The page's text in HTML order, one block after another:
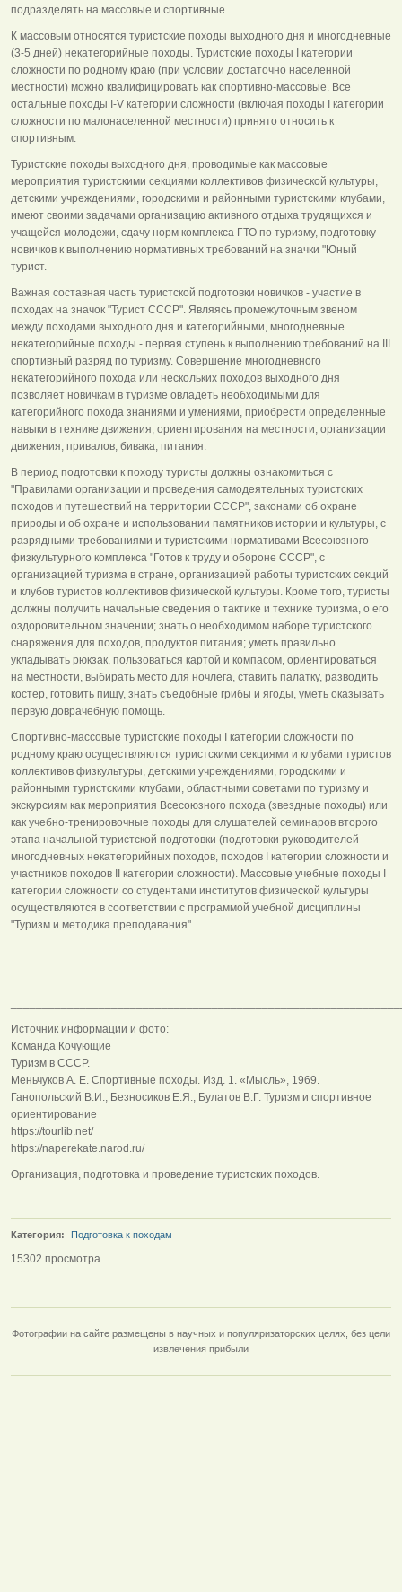
подразделять на массовые и спортивные.
К массовым относятся туристские походы выходного дня и многодневные
(3-5 дней) некатегорийные походы. Туристские походы I категории
сложности по родному краю (при условии достаточно населенной
местности) можно квалифицировать как спортивно-массовые. Все
остальные походы I-V категории сложности (включая походы I категории
сложности по малонаселенной местности) принято относить к
спортивным.
Туристские походы выходного дня, проводимые как массовые
мероприятия туристскими секциями коллективов физической культуры,
детскими учреждениями, городскими и районными туристскими клубами,
имеют своими задачами организацию активного отдыха трудящихся и
учащейся молодежи, сдачу норм комплекса ГТО по туризму, подготовку
новичков к выполнению нормативных требований на значки "Юный
турист.
Важная составная часть туристской подготовки новичков - участие в
походах на значок "Турист СССР". Являясь промежуточным звеном
между походами выходного дня и категорийными, многодневные
некатегорийные походы - первая ступень к выполнению требований на III
спортивный разряд по туризму. Совершение многодневного
некатегорийного похода или нескольких походов выходного дня
позволяет новичкам в туризме овладеть необходимыми для
категорийного похода знаниями и умениями, приобрести определенные
навыки в технике движения, ориентирования на местности, организации
движения, привалов, бивака, питания.
В период подготовки к походу туристы должны ознакомиться с
"Правилами организации и проведения самодеятельных туристских
походов и путешествий на территории СССР", законами об охране
природы и об охране и использовании памятников истории и культуры, с
разрядными требованиями и туристскими нормативами Всесоюзного
физкультурного комплекса "Готов к труду и обороне СССР", с
организацией туризма в стране, организацией работы туристских секций
и клубов туристов коллективов физической культуры. Кроме того, туристы
должны получить начальные сведения о тактике и технике туризма, о его
оздоровительном значении; знать о необходимом наборе туристского
снаряжения для походов, продуктов питания; уметь правильно
укладывать рюкзак, пользоваться картой и компасом, ориентироваться
на местности, выбирать место для ночлега, ставить палатку, разводить
костер, готовить пищу, знать съедобные грибы и ягоды, уметь оказывать
первую доврачебную помощь.
Спортивно-массовые туристские походы I категории сложности по
родному краю осуществляются туристскими секциями и клубами туристов
коллективов физкультуры, детскими учреждениями, городскими и
районными туристскими клубами, областными советами по туризму и
экскурсиям как мероприятия Всесоюзного похода (звездные походы) или
как учебно-тренировочные походы для слушателей семинаров второго
этапа начальной туристской подготовки (подготовки руководителей
многодневных некатегорийных походов, походов I категории сложности и
участников походов II категории сложности). Массовые учебные походы I
категории сложности со студентами институтов физической культуры
осуществляются в соответствии с программой учебной дисциплины
"Туризм и методика преподавания".
Источник информации и фото:
Команда Кочующие
Туризм в СССР.
Меньчуков А. Е. Спортивные походы. Изд. 1. «Мысль», 1969.
Ганопольский В.И., Безносиков Е.Я., Булатов В.Г. Туризм и спортивное
ориентирование
https://tourlib.net/
https://naperekate.narod.ru/
Организация, подготовка и проведение туристских походов.
Категория: Подготовка к походам
15302 просмотра
Фотографии на сайте размещены в научных и популяризаторских целях, без цели
извлечения прибыли